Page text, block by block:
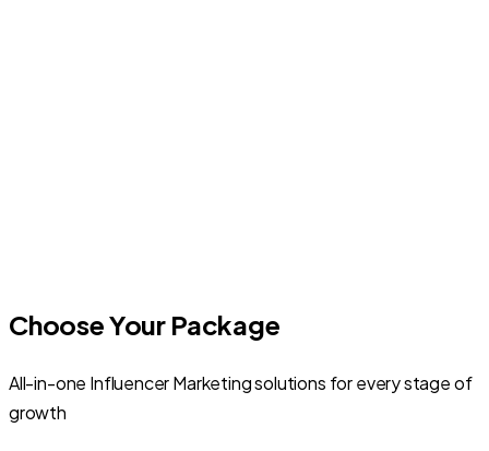
Choose Your Package
All-in-one Influencer Marketing solutions for every stage of
growth